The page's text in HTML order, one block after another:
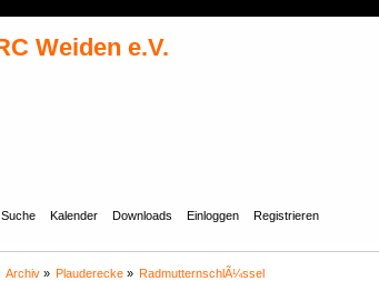
Suche Kalender Downloads Einloggen Registrieren
Archiv» Plauderecke » RadmutternschlÃ¼ssel